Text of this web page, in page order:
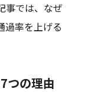
事では、なぜ
過率を上げる
つの理由